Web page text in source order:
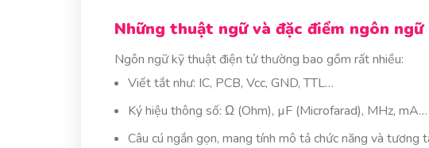
Những thuật ngữ và đặc điểm ngôn ngữ
Ngôn ngữ kỹ thuật điện tử thường bao gồm rất nhiều:
Viết tắt như: IC, PCB, Vcc, GND, TTL…
Ký hiệu thông số: Ω (Ohm), µF (Microfarad), MHz, mA…
Câu cú ngắn gọn, mang tính mô tả chức năng và tương